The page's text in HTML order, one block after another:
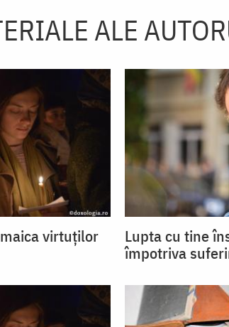
ALE
virtuților
Lupta cu tine
împotriva